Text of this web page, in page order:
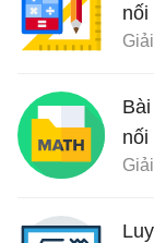
nối
nối